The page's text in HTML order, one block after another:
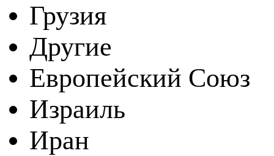
Грузия
Другие
Европейский Союз
Израиль
Иран